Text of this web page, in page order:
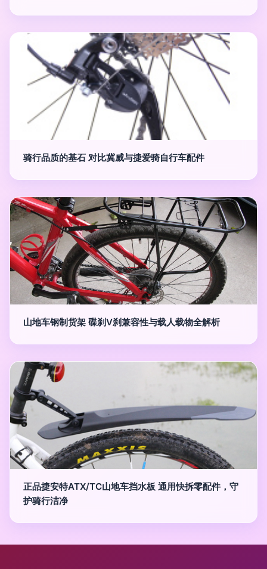
骑行品质的基石 对比冀威与捷爱骑自行车配件
山地车钢制货架 碟刹V刹兼容性与载人载物全解析
正品捷安特ATX/TC山地车挡水板 通用快拆零配件，守
护骑行洁净